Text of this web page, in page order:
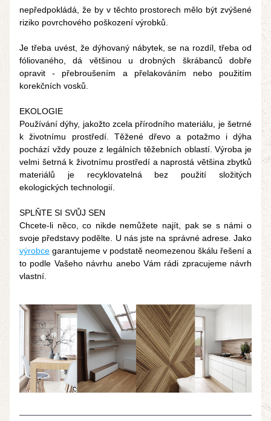
nepředpokládá, že by v těchto prostorech mělo být zvýšené
riziko povrchového poškození výrobků.
Je třeba uvést, že dýhovaný nábytek, se na rozdíl, třeba od
fóliovaného, dá většinou u drobných škrábanců dobře
opravit - přebroušením a přelakováním nebo použitím
korekčních vosků.
EKOLOGIE
Používání dýhy, jakožto zcela přírodního materiálu, je šetrné
k životnímu prostředí. Těžené dřevo a potažmo i dýha
pochází vždy pouze z legálních těžebních oblastí. Výroba je
velmi šetrná k životnímu prostředí a naprostá většina zbytků
materiálů je recyklovatelná bez použití složitých
ekologických technologií.
SPLŇTE SI SVŮJ SEN
Chcete-li něco, co nikde nemůžete najít, pak se s námi o
výrobce garantujeme v podstatě neomezenou škálu řešení a
to podle Vašeho návrhu anebo Vám rádi zpracujeme návrh
vlastní.